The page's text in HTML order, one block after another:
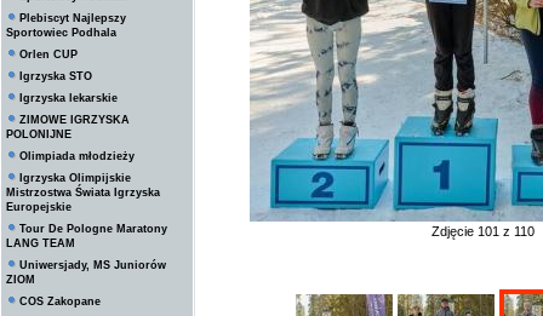
Plebiscyt Najlepszy
Sportowiec Podhala
Orlen CUP
Igrzyska STO
Igrzyska lekarskie
ZIMOWE IGRZYSKA
POLONIJNE
Olimpiada młodzieży
Igrzyska Olimpijskie
Mistrzostwa Świata Igrzyska
Europejskie
Tour De Pologne Maratony
LANG TEAM
Uniwersjady, MS Juniorów
ZIOM
COS Zakopane
Zdjęcie 101 z 110